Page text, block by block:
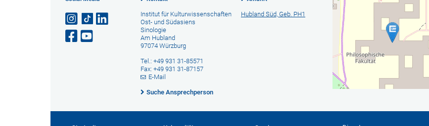
Institut für Kulturwissenschaften
Ost- und Südasiens
Sinologie
Am Hubland
97074 Würzburg
Tel.: +49 931 31-85571
Fax: +49 931 31-87157
E-Mail
Suche Ansprechperson
Hubland Süd, Geb. PH1